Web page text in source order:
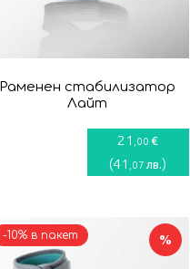
Раменен стабилизатор
Лайт
21 ,00 €
(41 ,07 лв.)
%
-10% в пакет